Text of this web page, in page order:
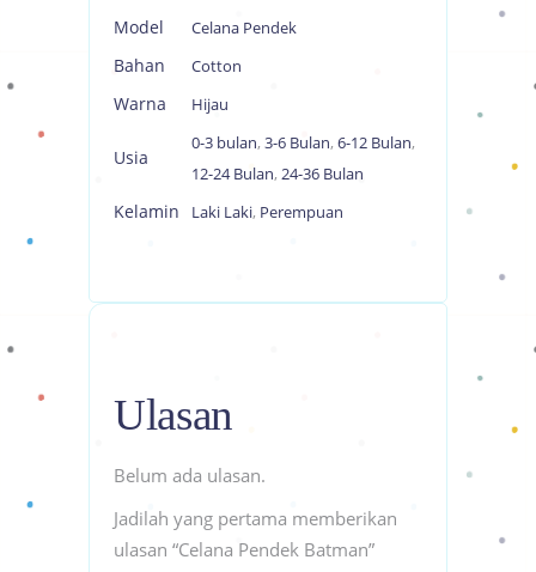
Model Celana Pendek
Bahan Cotton
Warna Hijau
Usia
0-3 bulan, 3-6 Bulan, 6-12 Bulan,
12-24 Bulan, 24-36 Bulan
Kelamin Laki Laki, Perempuan
Ulasan
Belum ada ulasan.
Jadilah yang pertama memberikan
ulasan “Celana Pendek Batman”